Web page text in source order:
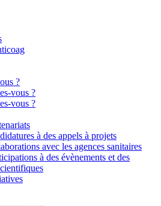
?
vous ?
vous ?
à des appels à projets
avec les agences sanitaires
à des évènements et des